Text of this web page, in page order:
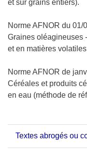
et sur grains entiers).
Norme AFNOR du 01/
Graines oléagineuses
et en matières
Norme AFNOR de
Céréales et produits
en eau (méthode de
Textes abrogés ou